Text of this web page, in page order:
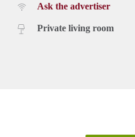
Ask the advertiser
Private living room